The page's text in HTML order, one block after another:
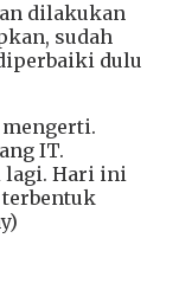
dilakukan
sudah
dulu
IT.
lagi. Hari ini